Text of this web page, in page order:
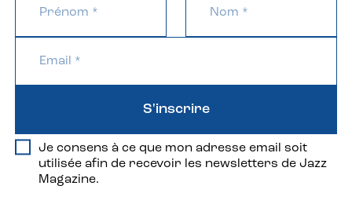
Je consens à ce que mon adresse email soit
utilisée afin de recevoir les newsletters de Jazz
Magazine.
S'inscrire